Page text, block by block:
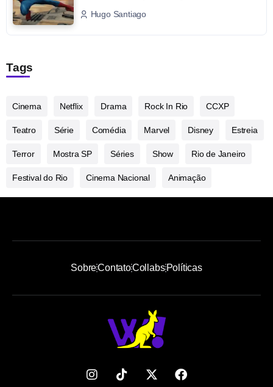
Hugo Santiago
Tags
Cinema Netflix Drama Rock In Rio CCXP
Teatro Série Comédia Marvel Disney Estreia
Terror Mostra SP Séries Show Rio de Janeiro
Festival do Rio Cinema Nacional Animação
SobreContatoCollabsPolíticas